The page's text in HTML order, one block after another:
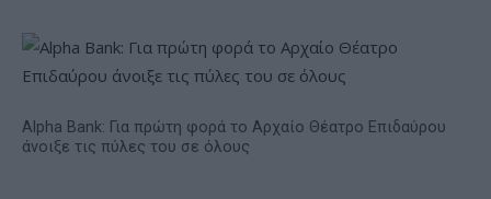
Alpha Bank: Για πρώτη φορά το Αρχαίο Θέατρο Επιδαύρου
άνοιξε τις πύλες του σε όλους